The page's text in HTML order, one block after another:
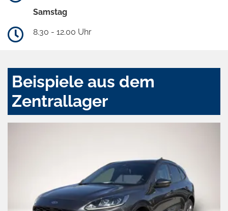
Samstag
8.30 - 12.00 Uhr
Beispiele aus dem
Zentrallager